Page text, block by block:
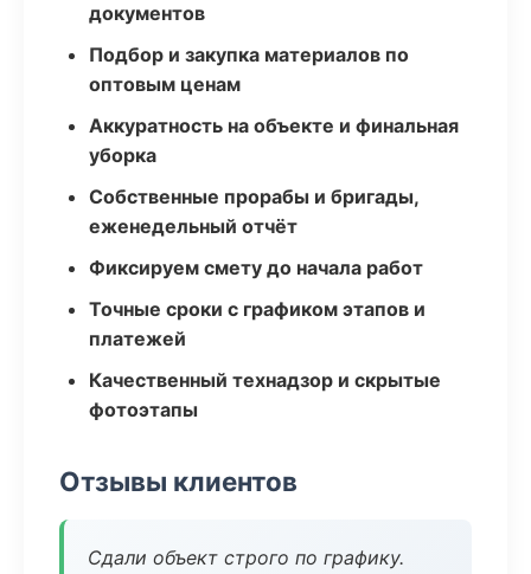
документов
Подбор и закупка материалов по
оптовым ценам
Аккуратность на объекте и финальная
уборка
Собственные прорабы и бригады,
еженедельный отчёт
Фиксируем смету до начала работ
Точные сроки с графиком этапов и
платежей
Качественный технадзор и скрытые
фотоэтапы
Отзывы клиентов
Сдали объект строго по графику.